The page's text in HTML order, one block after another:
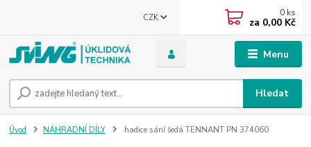
Menu
CZK
Hledat
0 ks
za 0,00 Kč
Úvod NÁHRADNÍ DÍLY hadice sání šedá TENNANT PN 374060